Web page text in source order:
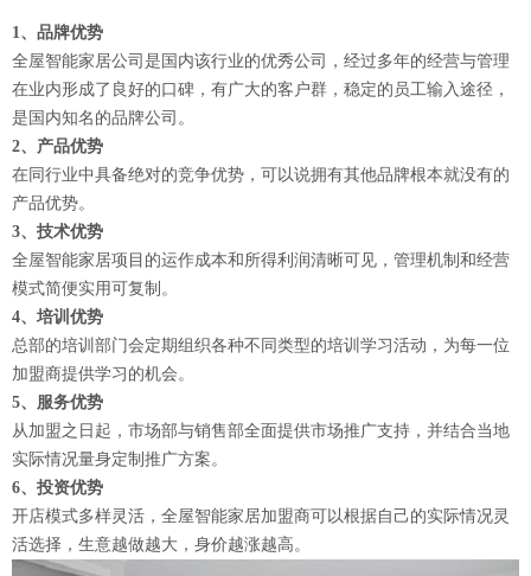
1、品牌优势
全屋智能家居公司是国内该行业的优秀公司，经过多年的经营与管理
在业内形成了良好的口碑，有广大的客户群，稳定的员工输入途径，
是国内知名的品牌公司。
2、产品优势
在同行业中具备绝对的竞争优势，可以说拥有其他品牌根本就没有的
产品优势。
3、技术优势
全屋智能家居项目的运作成本和所得利润清晰可见，管理机制和经营
模式简便实用可复制。
4、培训优势
总部的培训部门会定期组织各种不同类型的培训学习活动，为每一位
加盟商提供学习的机会。
5、服务优势
从加盟之日起，市场部与销售部全面提供市场推广支持，并结合当地
实际情况量身定制推广方案。
6、投资优势
开店模式多样灵活，全屋智能家居加盟商可以根据自己的实际情况灵
活选择，生意越做越大，身价越涨越高。